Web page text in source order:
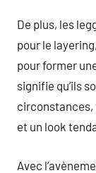
De plus, les
pour le
pour former
signifie qu’ils
et un look
Avec